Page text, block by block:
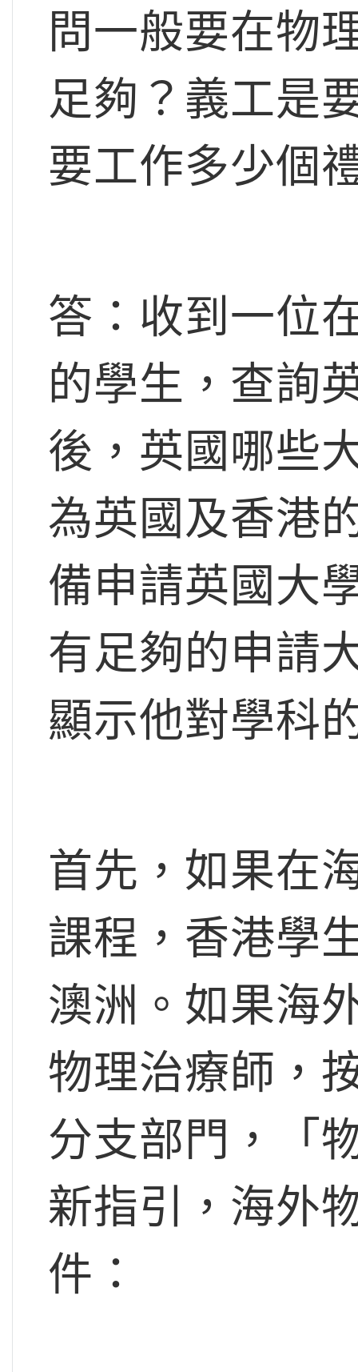
問一般要在物
足夠？義工是
要工作多少個
答：收到一位
的學生，查詢
後，英國哪些
為英國及香港
備申請英國大
有足夠的申請
顯示他對學科
首先，如果在
課程，香港學
澳洲。如果海
物理治療師，
分支部門，「
新指引，海外
件：